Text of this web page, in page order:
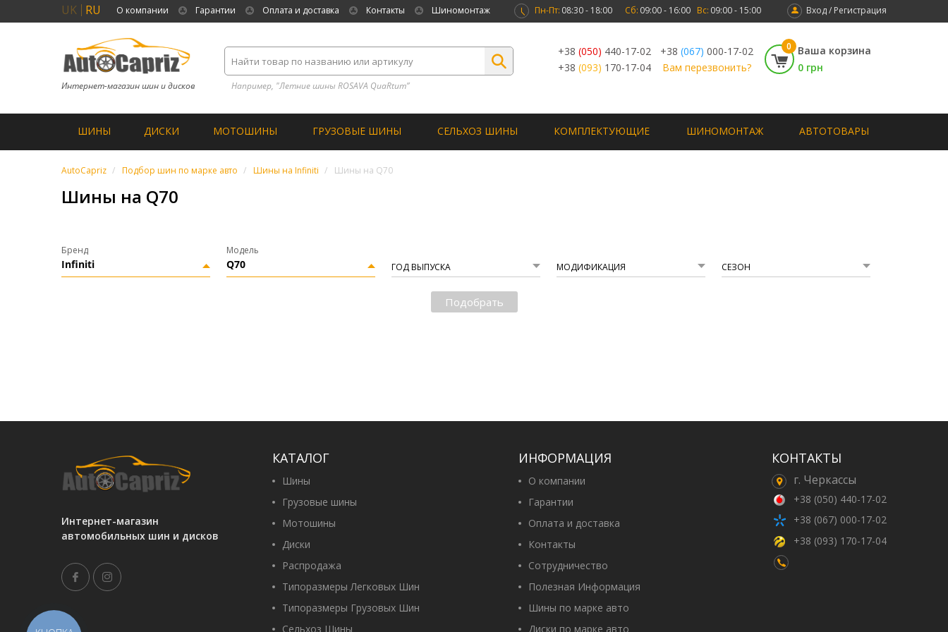
UK RU О компании Гарантии Оплата и доставка Контакты Шиномонтаж Вход / Регистрация
Пн-Пт: 08:30 - 18:00 Сб: 09:00 - 16:00 Вс: 09:00 - 15:00
Интернет-магазин шин и дисков Например, "Летние шины ROSAVA QuaRtum”
+38 (050) 440-17-02 +38 (067) 000-17-02
+38 (093) 170-17-04 Вам перезвонить?
0
Ваша корзина
0 грн
ШИНЫ ДИСКИ МОТОШИНЫ ГРУЗОВЫЕ ШИНЫ СЕЛЬХОЗ ШИНЫ КОМПЛЕКТУЮЩИЕ ШИНОМОНТАЖ АВТОТОВАРЫ
AutoCapriz Подбор шин по марке авто Шины на Infiniti Шины на Q70
Шины на Q70
Бренд
Infiniti
Модель
Q70 ГОД ВЫПУСКА МОДИФИКАЦИЯ СЕЗОН
Подобрать
Интернет-магазин
автомобильных шин и дисков
КАТАЛОГ
Шины
Грузовые шины
Мотошины
Диски
Распродажа
Типоразмеры Легковых Шин
Типоразмеры Грузовых Шин
Сельхоз Шины
ИНФОРМАЦИЯ
О компании
Гарантии
Оплата и доставка
Контакты
Сотрудничество
Полезная Информация
Шины по марке авто
Диски по марке авто
КОНТАКТЫ
г. Черкассы
+38 (050) 440-17-02
+38 (067) 000-17-02
+38 (093) 170-17-04